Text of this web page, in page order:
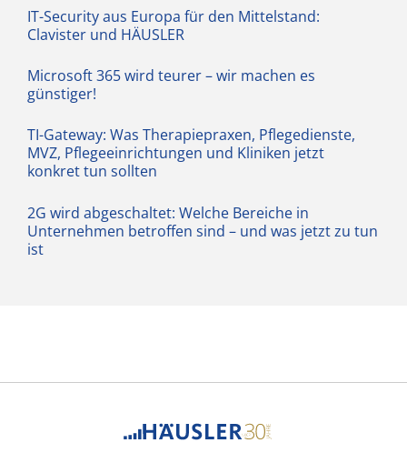
IT-Security aus Europa für den Mittelstand:
Clavister und HÄUSLER
Microsoft 365 wird teurer – wir machen es
günstiger!
TI-Gateway: Was Therapiepraxen, Pflegedienste,
MVZ, Pflegeeinrichtungen und Kliniken jetzt
konkret tun sollten
2G wird abgeschaltet: Welche Bereiche in
Unternehmen betroffen sind – und was jetzt zu tun
ist